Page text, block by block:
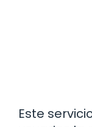
Este